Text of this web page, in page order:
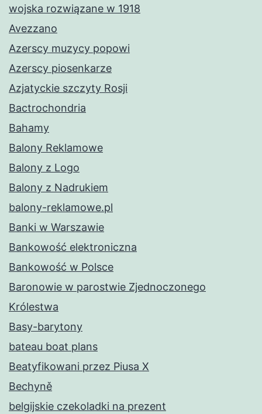
wojska rozwiązane w 1918
Avezzano
Azerscy muzycy popowi
Azerscy piosenkarze
Azjatyckie szczyty Rosji
Bactrochondria
Bahamy
Balony Reklamowe
Balony z Logo
Balony z Nadrukiem
balony-reklamowe.pl
Banki w Warszawie
Bankowość elektroniczna
Bankowość w Polsce
Baronowie w parostwie Zjednoczonego
Królestwa
Basy-barytony
bateau boat plans
Beatyfikowani przez Piusa X
Bechyně
belgijskie czekoladki na prezent